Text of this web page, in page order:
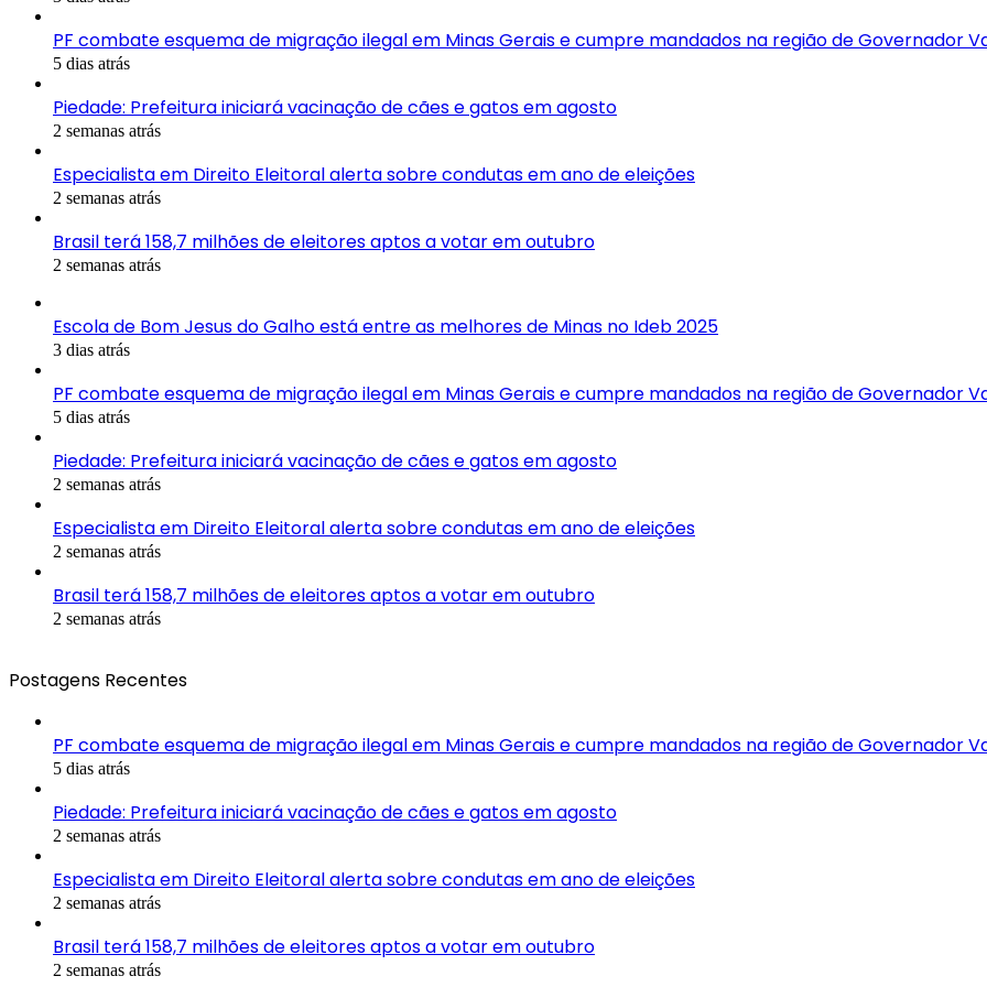
PF combate esquema de migração ilegal em Minas Gerais e cumpre mandados na região de Governador
5 dias atrás
Piedade: Prefeitura iniciará vacinação de cães e gatos em agosto
2 semanas atrás
Especialista em Direito Eleitoral alerta sobre condutas em ano de eleições
2 semanas atrás
Brasil terá 158,7 milhões de eleitores aptos a votar em outubro
2 semanas atrás
Escola de Bom Jesus do Galho está entre as melhores de Minas no Ideb 2025
3 dias atrás
PF combate esquema de migração ilegal em Minas Gerais e cumpre mandados na região de Governador
5 dias atrás
Piedade: Prefeitura iniciará vacinação de cães e gatos em agosto
2 semanas atrás
Especialista em Direito Eleitoral alerta sobre condutas em ano de eleições
2 semanas atrás
Brasil terá 158,7 milhões de eleitores aptos a votar em outubro
2 semanas atrás
Postagens Recentes
PF combate esquema de migração ilegal em Minas Gerais e cumpre mandados na região de Governador
5 dias atrás
Piedade: Prefeitura iniciará vacinação de cães e gatos em agosto
2 semanas atrás
Especialista em Direito Eleitoral alerta sobre condutas em ano de eleições
2 semanas atrás
Brasil terá 158,7 milhões de eleitores aptos a votar em outubro
2 semanas atrás